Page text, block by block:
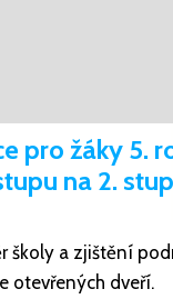
pro žáky 5.
na 2.
školy a zjištění
otevřených dveří.